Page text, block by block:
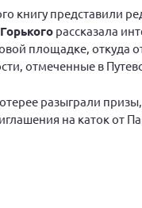
книгу представили
рассказала
площадке, откуда
отмеченные в
разыграли
на каток от